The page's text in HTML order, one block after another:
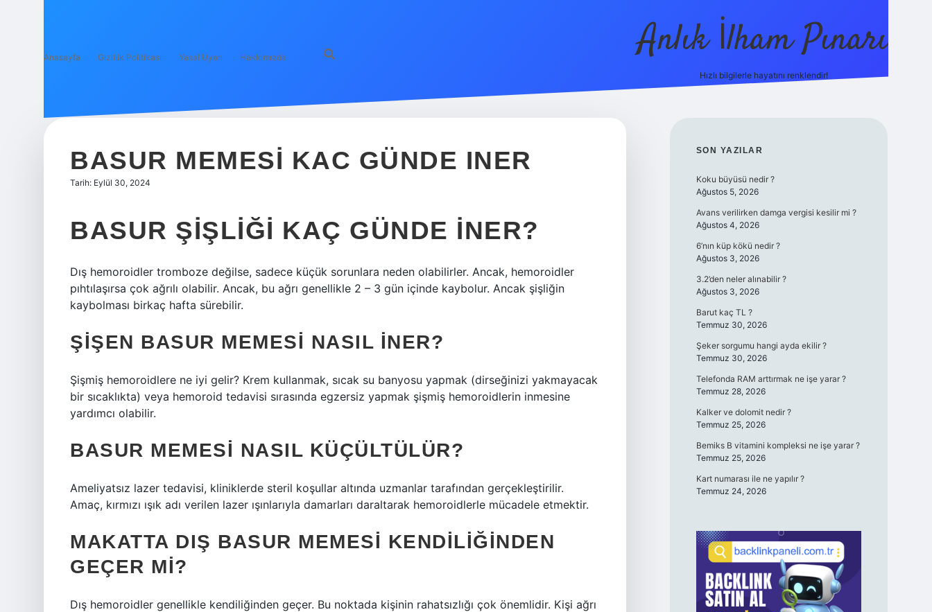
Anasayfa Gizlilik Politikası Yasal Uyarı Hakkımızda Anlık İlham Pınarı
Hızlı bilgilerle hayatını renklendir!
BASUR MEMESI KAC GÜNDE INER
Tarih: Eylül 30, 2024
BASUR ŞIŞLIĞI KAÇ GÜNDE INER?
Dış hemoroidler tromboze değilse, sadece küçük sorunlara neden olabilirler. Ancak, hemoroidler
pıhtılaşırsa çok ağrılı olabilir. Ancak, bu ağrı genellikle 2 – 3 gün içinde kaybolur. Ancak şişliğin
kaybolması birkaç hafta sürebilir.
ŞIŞEN BASUR MEMESI NASIL INER?
Şişmiş hemoroidlere ne iyi gelir? Krem kullanmak, sıcak su banyosu yapmak (dirseğinizi yakmayacak
bir sıcaklıkta) veya hemoroid tedavisi sırasında egzersiz yapmak şişmiş hemoroidlerin inmesine
yardımcı olabilir.
BASUR MEMESI NASIL KÜÇÜLTÜLÜR?
Ameliyatsız lazer tedavisi, kliniklerde steril koşullar altında uzmanlar tarafından gerçekleştirilir.
Amaç, kırmızı ışık adı verilen lazer ışınlarıyla damarları daraltarak hemoroidlerle mücadele etmektir.
MAKATTA DIŞ BASUR MEMESI KENDILIĞINDEN
GEÇER MI?
Dış hemoroidler genellikle kendiliğinden geçer. Bu noktada kişinin rahatsızlığı çok önemlidir. Kişi ağrı
SIDEBAR
SON YAZILAR
Koku büyüsü nedir ?
Ağustos 5, 2026
Avans verilirken damga vergisi kesilir mi ?
Ağustos 4, 2026
6’nın küp kökü nedir ?
Ağustos 3, 2026
3.2’den neler alınabilir ?
Ağustos 3, 2026
Barut kaç TL ?
Temmuz 30, 2026
Şeker sorgumu hangi ayda ekilir ?
Temmuz 30, 2026
Telefonda RAM arttırmak ne işe yarar ?
Temmuz 28, 2026
Kalker ve dolomit nedir ?
Temmuz 25, 2026
Bemiks B vitamini kompleksi ne işe yarar ?
Temmuz 25, 2026
Kart numarası ile ne yapılır ?
Temmuz 24, 2026